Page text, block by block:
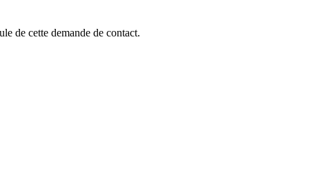
de cette demande de contact.